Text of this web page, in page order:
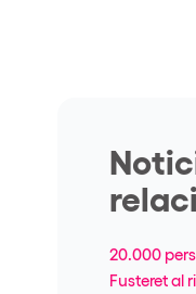
20.000
Fusteret al